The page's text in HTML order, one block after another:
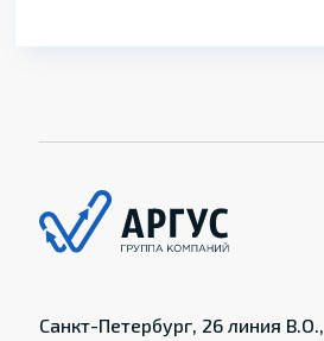
Санкт-Петербург, 26 линия В.О.,